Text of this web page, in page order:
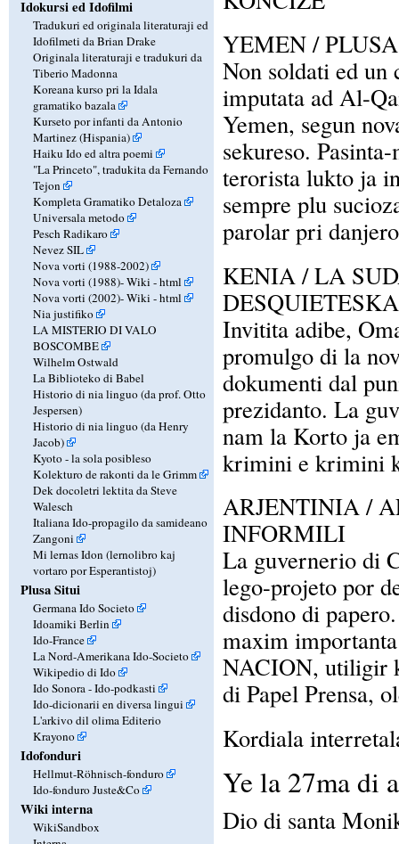
Idokursi ed Idofilmi
Tradukuri ed originala literaturaji ed
Idofilmeti da Brian Drake
Originala literaturaji e tradukuri da
Tiberio Madonna
Koreana kurso pri la Idala
gramatiko bazala
Kurseto por infanti da Antonio
Martinez (Hispania)
Haiku Ido ed altra poemi
"La Princeto", tradukita da Fernando
Tejon
Kompleta Gramatiko Detaloza
Universala metodo
Pesch Radikaro
Nevez SIL
Nova vorti (1988-2002)
Nova vorti (1988)-Wiki -html
Nova vorti (2002)-Wiki -html
Nia justifiko
LA MISTERIO DI VALO
BOSCOMBE
Wilhelm Ostwald
La Biblioteko di Babel
Historio di nia linguo (da prof. Otto
Jespersen)
Historio di nia linguo (da Henry
Jacob)
Kyoto - la sola posibleso
Kolekturo de rakonti da le Grimm
Dek docoletri lektita da Steve
Walesch
Italiana Ido-propagilo da samideano
Zangoni
Mi lernas Idon (lernolibro kaj
vortaro por Esperantistoj)
Plusa Situi
Germana Ido Societo
Idoamiki Berlin
Ido-France
La Nord-Amerikana Ido-Societo
Wikipedio di Ido
Ido Sonora - Ido-podkasti
Ido-dicionarii en diversa lingui
L'arkivo dil olima Editerio
Krayono
Idofonduri
Hellmut-Röhnisch-fonduro
Ido-fonduro Juste&Co
Wiki interna
WikiSandbox
YEMEN /
Non soldati ed un
imputata ad Al-
Yemen, segun
sekureso.
terorista lukto ja
sempre plu
parolar pri
KENIA / LA
Invitita adibe,
promulgo di la
dokumenti dal
prezidanto. La
nam la Korto ja
krimini e krimini
ARJENTINIA /
INFORMILI
La guvernerio di
lego-projeto por
disdono di
maxim
NACION, utiligir
di Papel Prensa,
Kordiala
Ye la 27ma di
Dio di santa